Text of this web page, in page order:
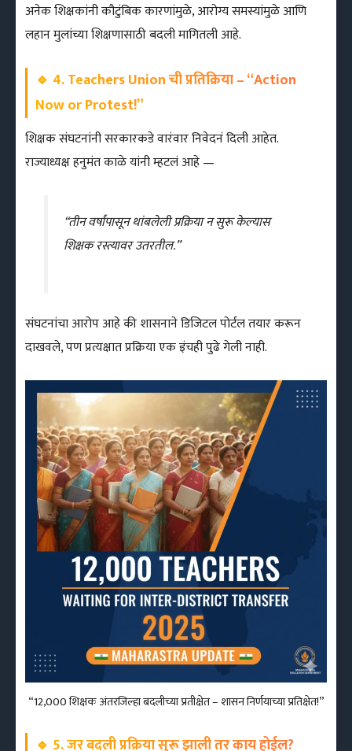
अनेक शिक्षकांनी कौटुंबिक कारणांमुळे, आरोग्य समस्यांमुळे आणि
लहान मुलांच्या शिक्षणासाठी बदली मागितली आहे.
🔹 4. Teachers Union ची प्रतिक्रिया – “Action
Now or Protest!”
शिक्षक संघटनांनी सरकारकडे वारंवार निवेदनं दिली आहेत.
राज्याध्यक्ष हनुमंत काळे यांनी म्हटलं आहे —
“तीन वर्षांपासून थांबलेली प्रक्रिया न सुरू केल्यास
शिक्षक रस्त्यावर उतरतील.”
संघटनांचा आरोप आहे की शासनाने डिजिटल पोर्टल तयार करून
दाखवले, पण प्रत्यक्षात प्रक्रिया एक इंचही पुढे गेली नाही.
“12,000 शिक्षक अंतरजिल्हा बदलीच्या प्रतीक्षेत – शासन निर्णयाच्या प्रतिक्षेत!”
🔹 5. जर बदली प्रक्रिया सुरू झाली तर काय होईल?